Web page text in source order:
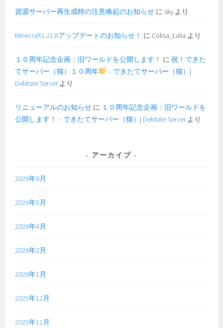
資源サーバー再生成時の注意喚起のお知らせ に sky より
Minecraft1.21.8アップデートのお知らせ！ に Colisa_Lalia より
１０周年記念企画：旧ワールドを公開します！ に祝！できた
てサーバー（猫）１０周年
– できたてサーバー（猫）|
Dekitate Serverより
リニューアルのお知らせ に １０周年記念企画：旧ワールドを
公開します！ – できたてサーバー（猫）| Dekitate Serverより
アーカイブ
2026年6月
2026年5月
2026年4月
2026年2月
2026年1月
2025年12月
2025年11月